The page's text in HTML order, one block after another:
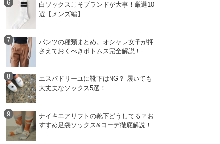
白ソックスこそブランドが大事！厳選10
選【メンズ編】
パンツの種類まとめ。オシャレ女子が押
さえておくべきボトムス完全解説！
エスパドリーユに靴下はNG？ 履いても
大丈夫なソックス5選！
ナイキエアリフトの靴下どうしてる？お
すすめ足袋ソックス&コーデ徹底解説！